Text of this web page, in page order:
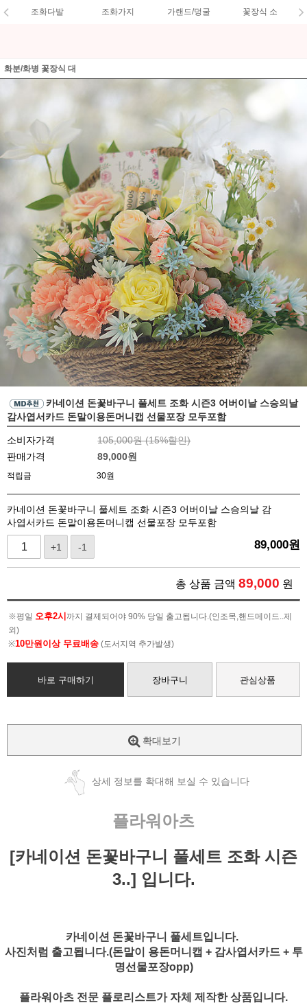
조화다발 조화가지 가랜드/덩굴 꽃장식 소
화분/화병 꽃장식 대
카네이션 돈꽃바구니 풀세트 조화 시즌3 어버이날 스승의날
감사엽서카드 돈말이용돈머니캡 선물포장 모두포함
소비자가격 105,000원 (15%할인)
판매가격
89,000원
적립금 30원
카네이션 돈꽃바구니 풀세트 조화 시즌3 어버이날 스승의날 감
사엽서카드 돈말이용돈머니캡 선물포장 모두포함
+1 -1 89,000원
총 상품 금액 89,000 원
※평일 오후2시 까지 결제되어야 90% 당일 출고됩니다.(인조목,핸드메이드..제
외)
※10만원이상 무료배송 (도서지역 추가발생)
바로 구매하기 장바구니 관심상품
확대보기
상세 정보를 확대해 보실 수 있습니다
플라워아츠
[카네이션 돈꽃바구니 풀세트 조화 시즌
3..] 입니다.
카네이션 돈꽃바구니 풀세트입니다.
사진처럼 출고됩니다.(돈말이 용돈머니캡 + 감사엽서카드 + 투
명선물포장opp)
플라워아츠 전문 플로리스트가 자체 제작한 상품입니다.